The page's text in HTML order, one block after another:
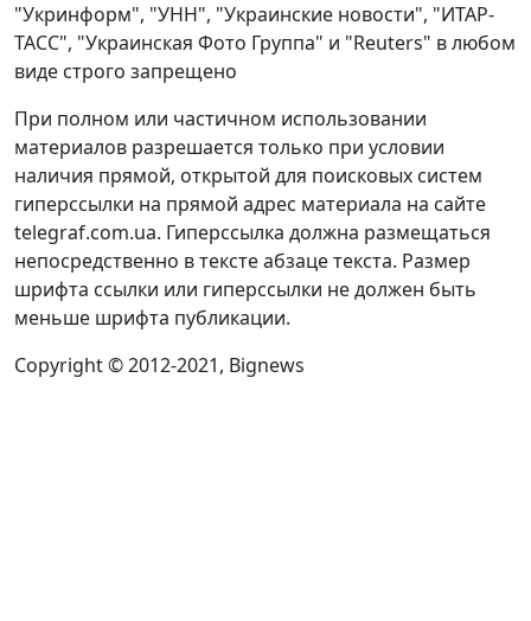
"Укринформ", "УНН", "Украинские новости", "ИТАР-
ТАСС", "Украинская Фото Группа" и "Reuters" в любом
виде строго запрещено
При полном или частичном использовании
материалов разрешается только при условии
наличия прямой, открытой для поисковых систем
гиперссылки на прямой адрес материала на сайте
telegraf.com.ua. Гиперссылка должна размещаться
непосредственно в тексте абзаце текста. Размер
шрифта ссылки или гиперссылки не должен быть
меньше шрифта публикации.
Copyright © 2012-2021, Bignews